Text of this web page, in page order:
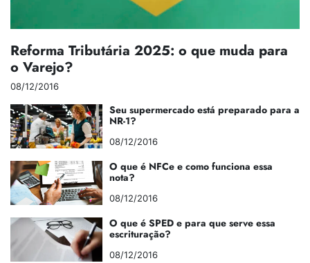
Reforma Tributária 2025: o que muda para
o Varejo?
08/12/2016
Seu supermercado está preparado para a
NR-1?
08/12/2016
O que é NFCe e como funciona essa
nota?
08/12/2016
O que é SPED e para que serve essa
escrituração?
08/12/2016